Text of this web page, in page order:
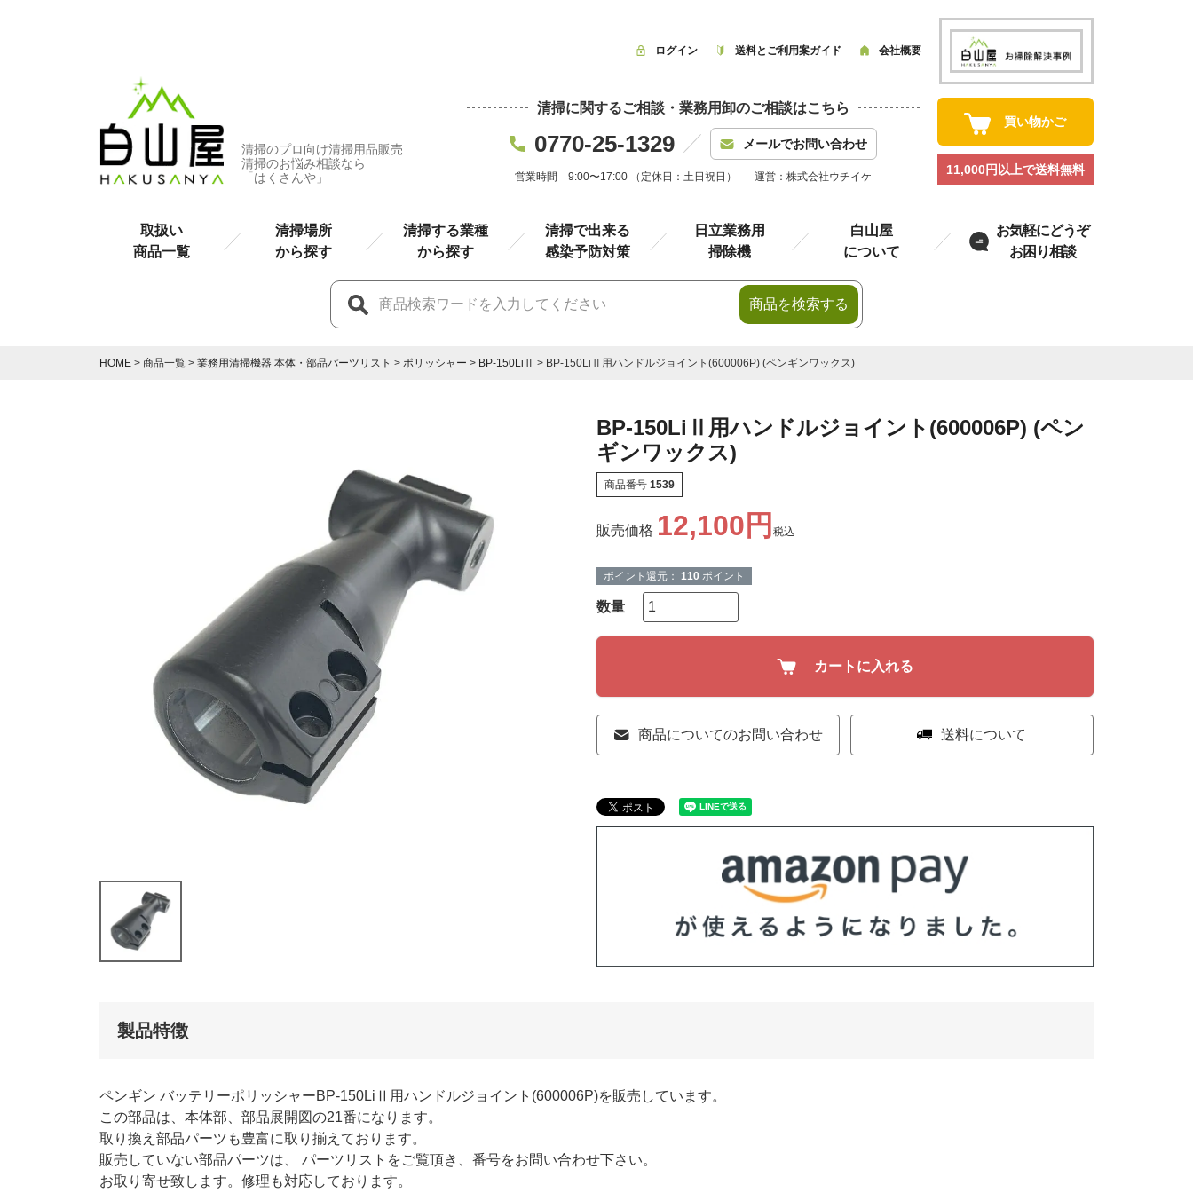
清掃のプロ向け清掃用品販売
清掃のお悩み相談なら
「はくさんや」
ログイン 送料とご利用案ガイド 会社概要
清掃に関するご相談・業務用卸のご相談はこちら
0770-25-1329 メールでお問い合わせ
営業時間 9:00〜17:00 （定休日：土日祝日） 運営：株式会社ウチイケ
買い物かご
11,000円以上で送料無料
取扱い
商品一覧
清掃場所
から探す
清掃する業種
から探す
清掃で出来る
感染予防対策
日立業務用
掃除機
白山屋
について
お気軽にどうぞ
お困り相談
商品を検索する
HOME 商品一覧 業務用清掃機器 本体・部品パーツリスト ポリッシャー BP-150LiⅡ BP-150LiⅡ用ハンドルジョイント(600006P) (ペンギンワックス)
BP-150LiⅡ用ハンドルジョイント(600006P) (ペン
ギンワックス)
商品番号 1539
販売価格 12,100 税込
ポイント還元： 110 ポイント
カートに入れる
商品についてのお問い合わせ 送料について
製品特徴
ペンギン バッテリーポリッシャーBP-150LiⅡ用ハンドルジョイント(600006P)を販売しています。
この部品は、本体部、部品展開図の21番になります。
取り換え部品パーツも豊富に取り揃えております。
販売していない部品パーツは、 パーツリストをご覧頂き、番号をお問い合わせ下さい。
お取り寄せ致します。修理も対応しております。